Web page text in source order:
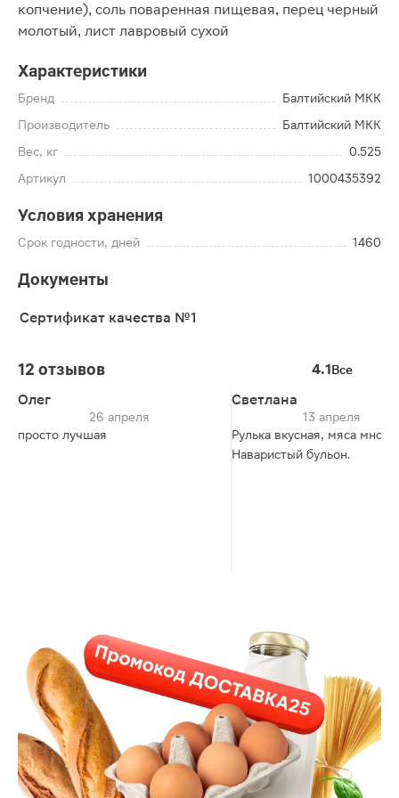
копчение), соль поваренная пищевая, перец черный
молотый, лист лавровый сухой
Характеристики
Бренд
Балтийский МКК
Производитель
Балтийский МКК
Вес, кг
0.525
Артикул
1000435392
Условия хранения
Срок годности, дней 1460
Документы
Сертификат качества №1
12 отзывов 4.1Все
Олег
26 апреля
просто лучшая
Светлана
13 апреля
Рулька вкусная, мяса много.
Наваристый бульон.